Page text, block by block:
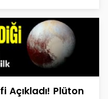
Açıkladı! Plüton